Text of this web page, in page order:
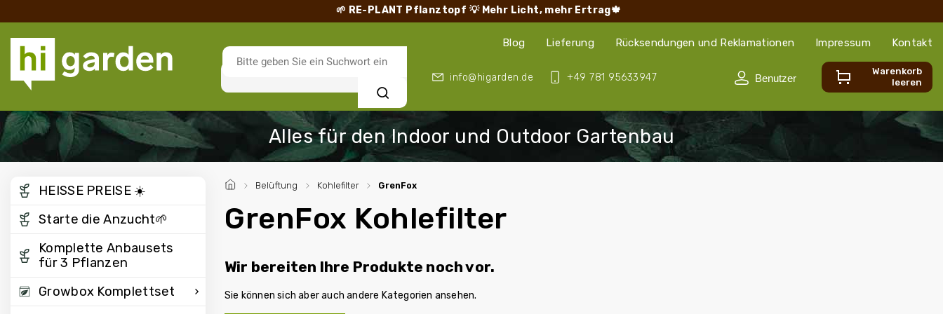
🌱 RE-PLANT Pflanztopf 💡 Mehr Licht, mehr Ertrag🍁
+49 781 95633947
info@higarden.de
Blog Lieferung Rücksendungen und Reklamationen Impressum Kontakt
Suchen
Warenkorb
leeren
/ Belüftung / Kohlefilter / GrenFox
HEISSE PREISE ☀️
Starte die Anzucht🌱
Komplette Anbausets
für 3 Pflanzen
Growbox Komplettset
GrenFox Kohlefilter
Wir bereiten Ihre Produkte noch vor.
Sie können sich aber auch andere Kategorien ansehen.